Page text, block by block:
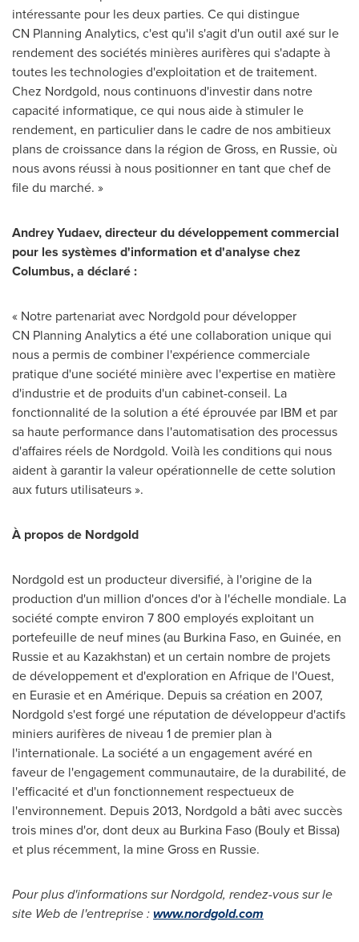
intéressante pour les deux parties. Ce qui distingue
CN Planning Analytics, c'est qu'il s'agit d'un outil axé sur le
rendement des sociétés minières aurifères qui s'adapte à
toutes les technologies d'exploitation et de traitement.
Chez Nordgold, nous continuons d'investir dans notre
capacité informatique, ce qui nous aide à stimuler le
rendement, en particulier dans le cadre de nos ambitieux
plans de croissance dans la région de Gross, en Russie, où
nous avons réussi à nous positionner en tant que chef de
file du marché. »
Andrey Yudaev, directeur du développement commercial
pour les systèmes d'information et d'analyse chez
Columbus, a déclaré :
« Notre partenariat avec Nordgold pour développer
CN Planning Analytics a été une collaboration unique qui
nous a permis de combiner l'expérience commerciale
pratique d'une société minière avec l'expertise en matière
d'industrie et de produits d'un cabinet-conseil. La
fonctionnalité de la solution a été éprouvée par IBM et par
sa haute performance dans l'automatisation des processus
d'affaires réels de Nordgold. Voilà les conditions qui nous
aident à garantir la valeur opérationnelle de cette solution
aux futurs utilisateurs ».
À propos de Nordgold
Nordgold est un producteur diversifié, à l'origine de la
production d'un million d'onces d'or à l'échelle mondiale. La
société compte environ 7 800 employés exploitant un
portefeuille de neuf mines (au Burkina Faso, en Guinée, en
Russie et au Kazakhstan) et un certain nombre de projets
de développement et d'exploration en Afrique de l'Ouest,
en Eurasie et en Amérique. Depuis sa création en 2007,
Nordgold s'est forgé une réputation de développeur d'actifs
miniers aurifères de niveau 1 de premier plan à
l'internationale. La société a un engagement avéré en
faveur de l'engagement communautaire, de la durabilité, de
l'efficacité et d'un fonctionnement respectueux de
l'environnement. Depuis 2013, Nordgold a bâti avec succès
trois mines d'or, dont deux au Burkina Faso (Bouly et Bissa)
et plus récemment, la mine Gross en Russie.
Pour plus d'informations sur Nordgold, rendez-vous sur le
site Web de l'entreprise :www.nordgold.com